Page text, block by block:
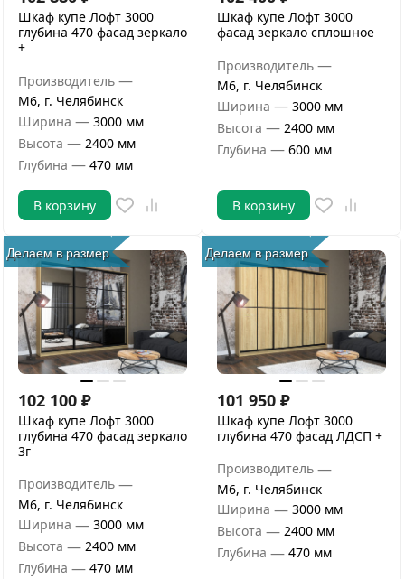
Шкаф купе Лофт 3000
глубина 470 фасад зеркало
+
Производитель —
М6, г. Челябинск
Ширина — 3000 мм
Высота — 2400 мм
Глубина — 470 мм
В корзину
Шкаф купе Лофт 3000
фасад зеркало сплошное
Производитель —
М6, г. Челябинск
Ширина — 3000 мм
Высота — 2400 мм
Глубина — 600 мм
В корзину
Делаем в размер
102 100 ₽
Шкаф купе Лофт 3000
глубина 470 фасад зеркало
3г
Производитель —
М6, г. Челябинск
Ширина — 3000 мм
Высота — 2400 мм
Глубина — 470 мм
Делаем в размер
101 950 ₽
Шкаф купе Лофт 3000
глубина 470 фасад ЛДСП +
Производитель —
М6, г. Челябинск
Ширина — 3000 мм
Высота — 2400 мм
Глубина — 470 мм